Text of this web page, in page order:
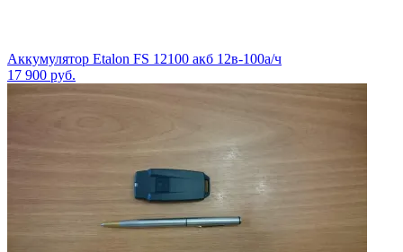
Аккумулятор Etalon FS 12100 акб 12в-100а/ч
17 900 руб.